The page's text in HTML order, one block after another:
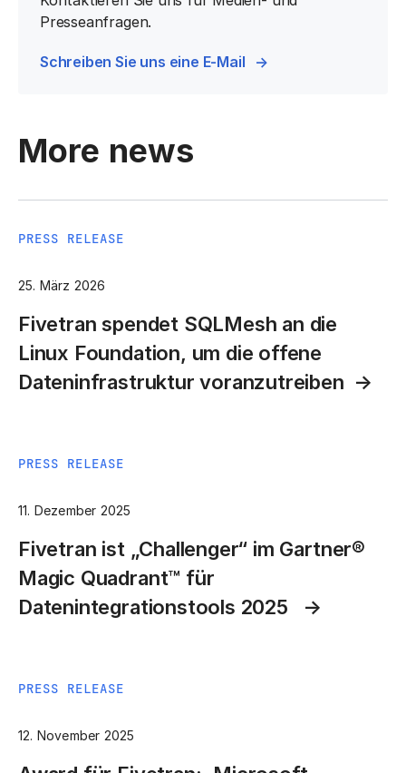
Presseanfragen.
Schreiben Sie uns eine E-Mail
More news
PRESS RELEASE
25. März 2026
Fivetran spendet SQLMesh an die
Linux Foundation, um die offene
Dateninfrastruktur voranzutreiben
PRESS RELEASE
11. Dezember 2025
Fivetran ist „Challenger“ im Gartner®
Magic Quadrant™ für
Datenintegrationstools 2025
PRESS RELEASE
12. November 2025